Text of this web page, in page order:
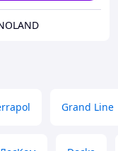
Grand Line